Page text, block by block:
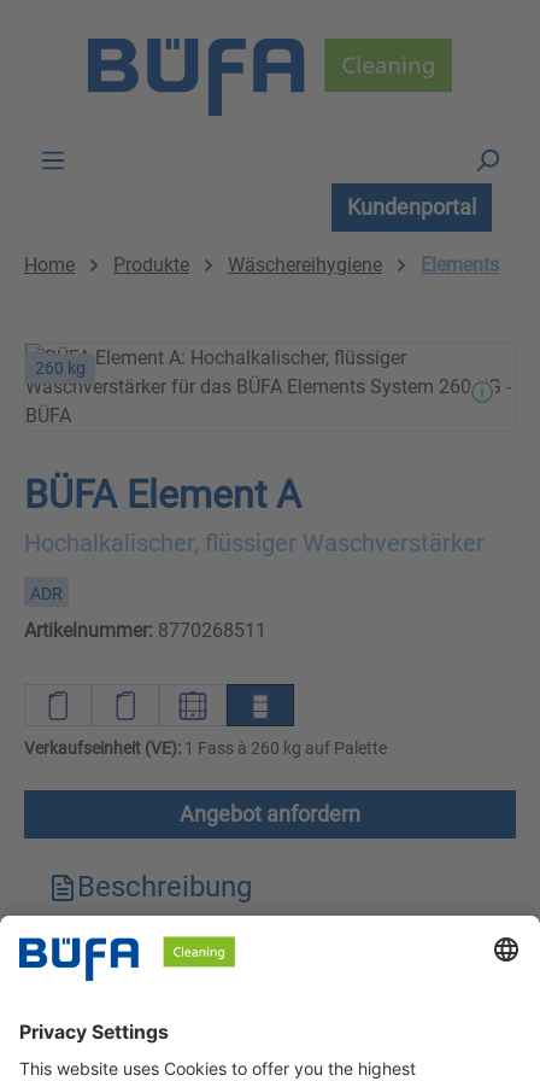
Kundenportal
Home Produkte Wäschereihygiene Elements
260 kg
BÜFA Element A
Hochalkalischer, flüssiger Waschverstärker
ADR
Artikelnummer: 8770268511
Verkaufseinheit (VE): 1 Fass à 260 kg auf Palette
Angebot anfordern
Beschreibung
Technische Merkmale
Sicherheitshinweise